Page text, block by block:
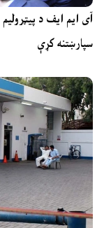
سپارښتنه کړې